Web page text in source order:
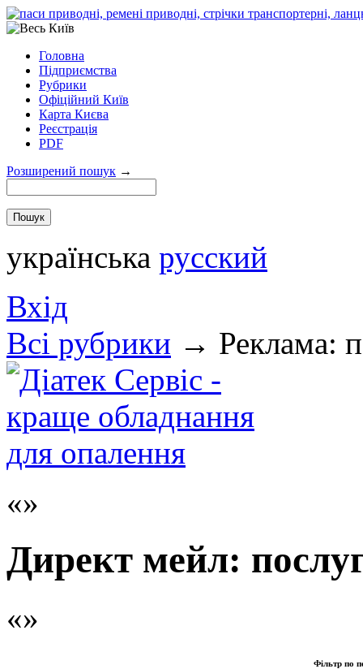
Головна
Підприємства
Рубрики
Офіційний Київ
Карта Києва
Реєстрація
PDF
Розширений пошук →
українська русский
Вхід
Всi рубрики → Реклама:
Директ мейл:
Фільтр по